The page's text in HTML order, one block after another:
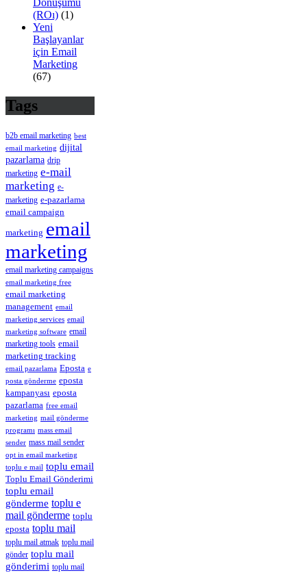
Dönüşümü
(ROı) (1)
Yeni
Başlayanlar
için Email
Marketing
(67)
Tags
b2b email marketing best
email marketing dijital
pazarlama drip
marketing e-mail
marketing e-
marketing e-pazarlama
email campaign
marketing email
marketing
email marketing campaigns
email marketing free
email marketing
management email
marketing services email
marketing software email
marketing tools email
marketing tracking
email pazarlama Eposta e
posta gönderme eposta
kampanyası eposta
pazarlama free email
marketing mail gönderme
programı mass email
sender mass mail sender
opt in email marketing
toplu e mail toplu email
Toplu Email Gönderimi
toplu email
gönderme toplu e
mail gönderme toplu
eposta toplu mail
toplu mail atmak toplu mail
gönder toplu mail
gönderimi toplu mail